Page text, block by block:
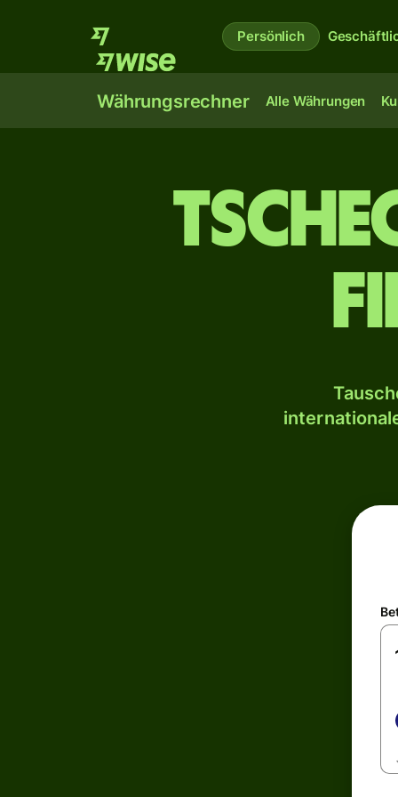
Persönlich
Währungsrechner Alle Währungen